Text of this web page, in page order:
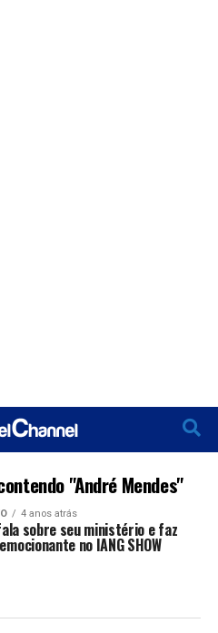
"André Mendes"
4 anos atrás
sobre seu ministério e faz
no IANG SHOW